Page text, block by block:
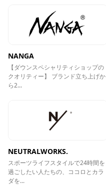
NANGA
【ダウンスペシャリティショップの
クオリティー】 ブランド立ち上げか
ら2...
NEUTRALWORKS.
スポーツライフスタイルで24時間を
過ごしたい人たちの、ココロとカラ
ダを...